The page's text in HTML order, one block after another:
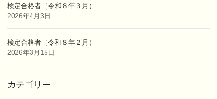
検定合格者（令和８年３月）
2026年4月3日
検定合格者（令和８年２月）
2026年3月15日
カテゴリー